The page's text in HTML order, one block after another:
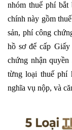
nhóm thuế phí bắt
chính này gồm
sản, phí công
hồ sơ để cấp
chứng nhận
từng loại thuế phí
nghĩa vụ nộp, và